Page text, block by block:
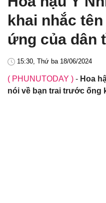
khai nhắc
ứng của dân
15:30, Thứ ba 18/06/2024
( PHUNUTODAY ) - Hoa
nói về bạn trai trước ống